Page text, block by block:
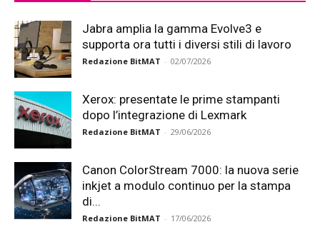
Jabra amplia la gamma Evolve3 e
supporta ora tutti i diversi stili di lavoro
Redazione BitMAT - 02/07/2026
Xerox: presentate le prime stampanti
dopo l’integrazione di Lexmark
Redazione BitMAT - 29/06/2026
Canon ColorStream 7000: la nuova serie
inkjet a modulo continuo per la stampa
di...
Redazione BitMAT - 17/06/2026